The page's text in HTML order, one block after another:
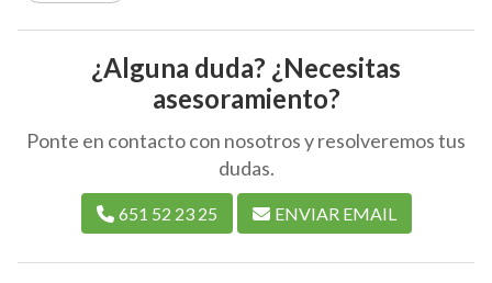
¿Alguna duda? ¿Necesitas
asesoramiento?
Ponte en contacto con nosotros y resolveremos tus
dudas.
651 52 23 25 ENVIAR EMAIL